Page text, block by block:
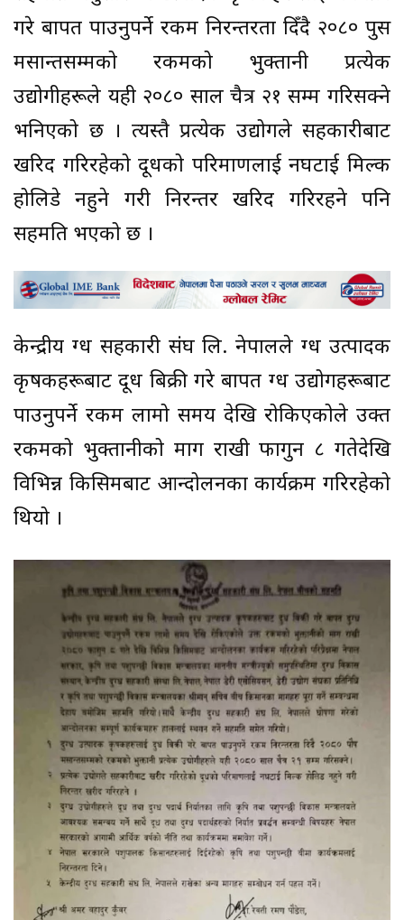
गरे बापत पाउनुपर्ने रकम निरन्तरता दिँदै २०८० पुस
मसान्तसम्मको रकमको भुक्तानी प्रत्येक
उद्योगीहरूले यही २०८० साल चैत्र २१ सम्म गरिसक्ने
भनिएको छ । त्यस्तै प्रत्येक उद्योगले सहकारीबाट
खरिद गरिरहेको दूधको परिमाणलाई नघटाई मिल्क
होलिडे नहुने गरी निरन्तर खरिद गरिरहने पनि
सहमति भएको छ ।
केन्द्रीय दुग्ध सहकारी संघ लि. नेपालले दुग्ध उत्पादक
कृषकहरूबाट दूध बिक्री गरे बापत दुग्ध उद्योगहरूबाट
पाउनुपर्ने रकम लामो समय देखि रोकिएकोले उक्त
रकमको भुक्तानीको माग राखी फागुन ८ गतेदेखि
विभिन्न किसिमबाट आन्दोलनका कार्यक्रम गरिरहेको
थियो ।